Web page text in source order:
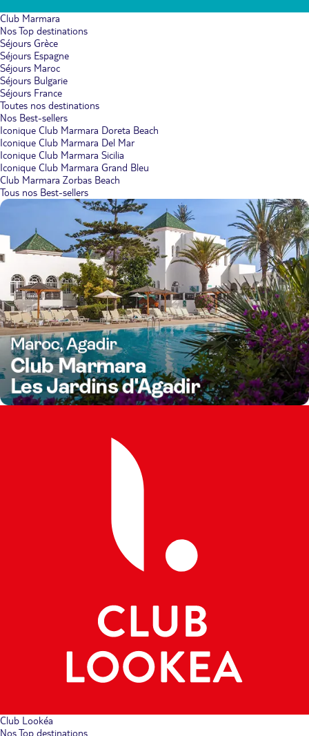
Club Marmara
Nos Top destinations
Séjours Grèce
Séjours Espagne
Séjours Maroc
Séjours Bulgarie
Séjours France
Toutes nos destinations
Nos Best-sellers
Iconique Club Marmara Doreta Beach
Iconique Club Marmara Del Mar
Iconique Club Marmara Sicilia
Iconique Club Marmara Grand Bleu
Club Marmara Zorbas Beach
Tous nos Best-sellers
Club Lookéa
Nos Top destinations